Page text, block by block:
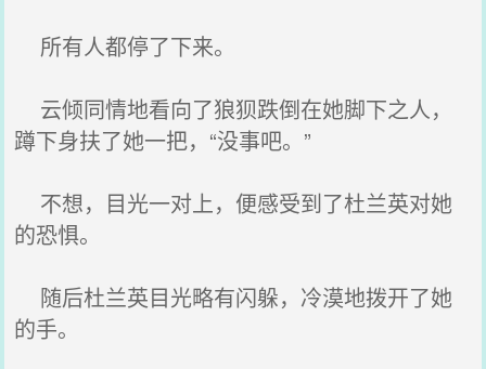
所有人都停了下来。
云倾同情地看向了狼狈跌倒在她脚下之人，
蹲下身扶了她一把，“没事吧。”
不想，目光一对上，便感受到了杜兰英对她
的恐惧。
随后杜兰英目光略有闪躲，冷漠地拨开了她
的手。